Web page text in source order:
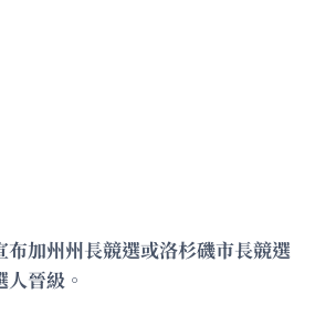
布加州州長競選或洛杉磯市長競選
晉級。